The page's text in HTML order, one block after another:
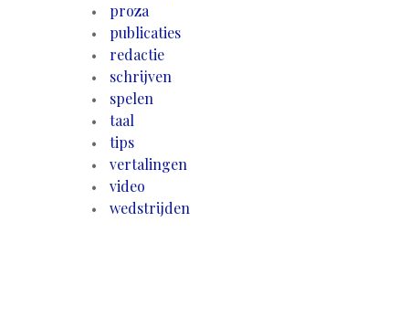
proza
publicaties
redactie
schrijven
spelen
taal
tips
vertalingen
video
wedstrijden